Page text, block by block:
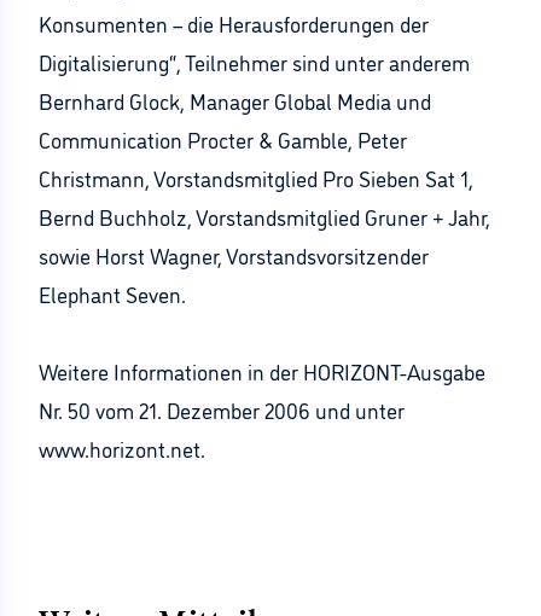
Konsumenten – die Herausforderungen der
Digitalisierung“, Teilnehmer sind unter anderem
Bernhard Glock, Manager Global Media und
Communication Procter & Gamble, Peter
Christmann, Vorstandsmitglied Pro Sieben Sat 1,
Bernd Buchholz, Vorstandsmitglied Gruner + Jahr,
sowie Horst Wagner, Vorstandsvorsitzender
Elephant Seven.
Weitere Informationen in der HORIZONT-Ausgabe
Nr. 50 vom 21. Dezember 2006 und unter
www.horizont.net.